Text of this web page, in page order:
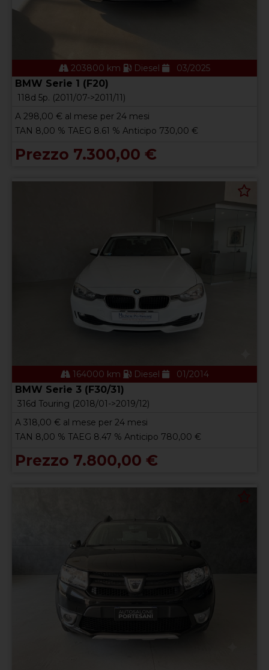
203800 km Diesel 03/2025
BMW Serie 1 (F20)
118d 5p. (2011/07->2011/11)
A 298,00 € al mese per 24 mesi
TAN 8,00 % TAEG 8.61 % Anticipo 730,00 €
Prezzo 7.300,00 €
164000 km Diesel 01/2014
BMW Serie 3 (F30/31)
316d Touring (2018/01->2019/12)
A 318,00 € al mese per 24 mesi
TAN 8,00 % TAEG 8.47 % Anticipo 780,00 €
Prezzo 7.800,00 €